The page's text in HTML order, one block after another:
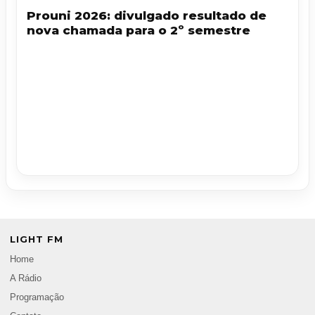
Prouni 2026: divulgado resultado de
nova chamada para o 2º semestre
LIGHT FM
Home
A Rádio
Programação